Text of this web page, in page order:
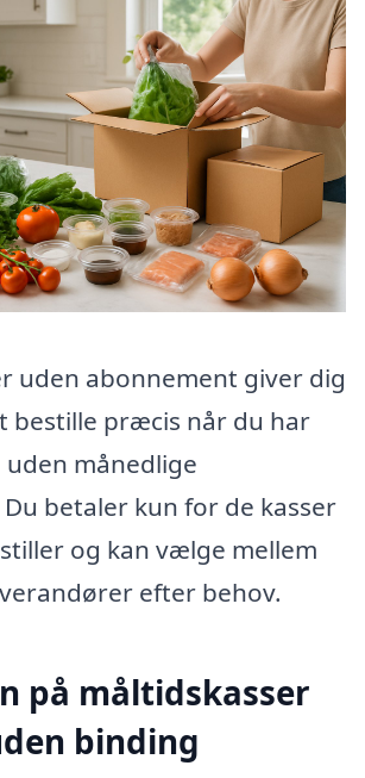
uden abonnement giver dig
bestille præcis når du har
månedlige
betaler kun for de kasser
og kan vælge mellem
efter behov.
på måltidskasser
binding